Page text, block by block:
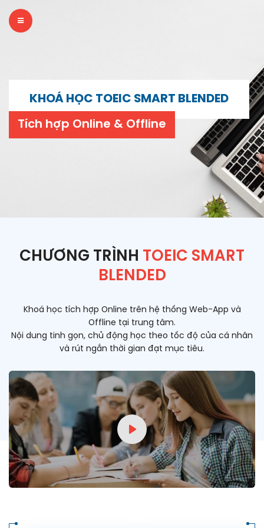
KHOÁ HỌC TOEIC SMART BLENDED
Tích hợp Online & Offline
CHƯƠNG TRÌNH TOEIC SMART
BLENDED
Khoá học tích hợp Online trên hệ thống Web-App và
Offline tại trung tâm.
Nội dung tinh gọn, chủ động học theo tốc độ của cá nhân
và rút ngắn thời gian đạt mục tiêu.